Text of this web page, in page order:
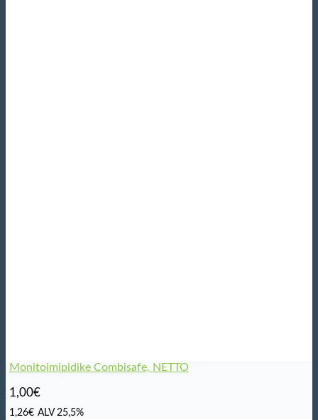
Monitoimipidike Combisafe, NETTO
1,00€
1,26€ ALV 25,5%